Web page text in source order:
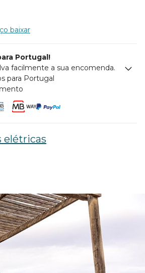
baixar
Portugal!
facilmente a sua encomenda.
para Portugal
elétricas